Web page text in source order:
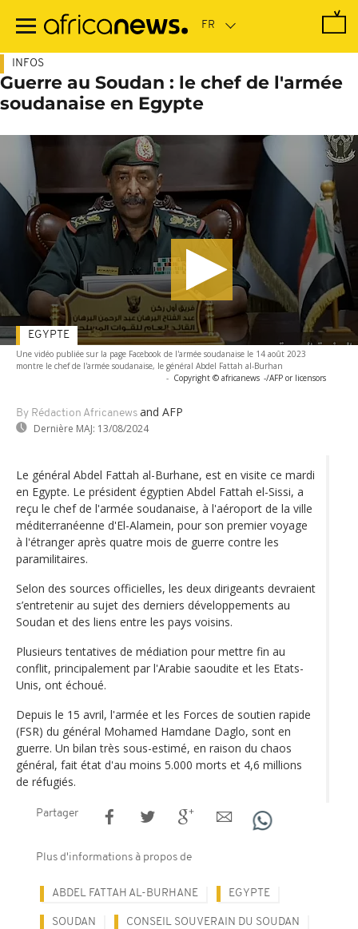
contenu
INFOS
Guerre au Soudan : le chef de l'armée
soudanaise en Egypte
Une vidéo publiée sur la page Facebook de l'armée soudanaise le 14 août 2023
montre le chef de l'armée soudanaise, le général Abdel Fattah al-Burhan
- Copyright © africanews -/AFP or licensors
By Rédaction Africanews and AFP
Dernière MAJ: 13/08/2024
EGYPTE
Le général Abdel Fattah al-Burhane, est en visite ce mardi
en Egypte. Le président égyptien Abdel Fattah el-Sissi, a
reçu le chef de l'armée soudanaise, à l'aéroport de la ville
méditerranéenne d'El-Alamein, pour son premier voyage
à l'étranger après quatre mois de guerre contre les
paramilitaires.
Selon des sources officielles, les deux dirigeants devraient
s’entretenir au sujet des derniers développements au
Soudan et des liens entre les pays voisins.
Plusieurs tentatives de médiation pour mettre fin au
conflit, principalement par l'Arabie saoudite et les Etats-
Unis, ont échoué.
Depuis le 15 avril, l'armée et les Forces de soutien rapide
(FSR) du général Mohamed Hamdane Daglo, sont en
guerre. Un bilan très sous-estimé, en raison du chaos
général, fait état d'au moins 5.000 morts et 4,6 millions
de réfugiés.
Partager
Plus d'informations à propos de
ABDEL FATTAH AL-BURHANE EGYPTE
SOUDAN CONSEIL SOUVERAIN DU SOUDAN